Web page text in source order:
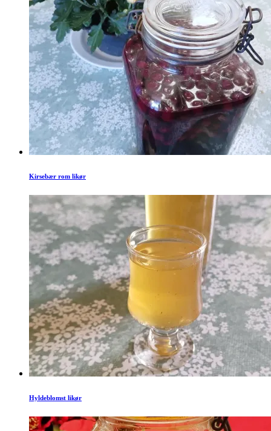
Kirsebær rom likør
Hyldeblomst likør